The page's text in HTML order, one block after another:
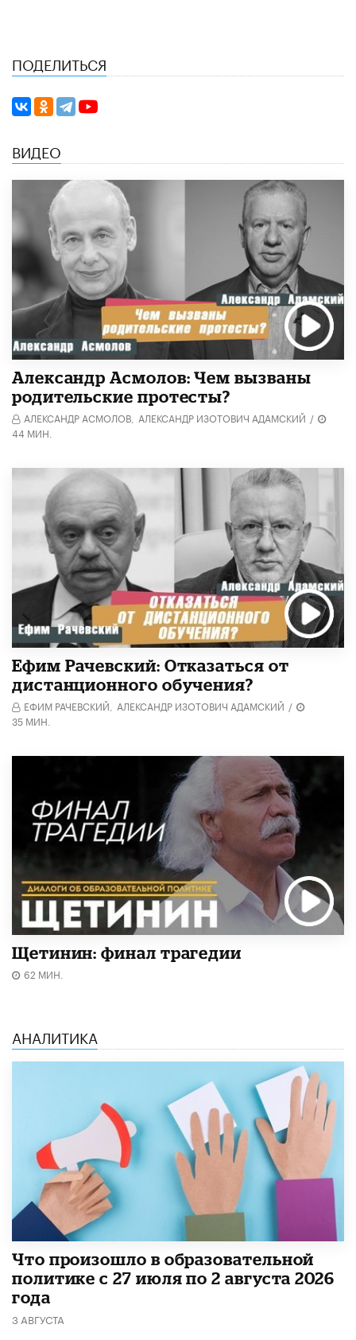
ПОДЕЛИТЬСЯ
ВИДЕО
Александр Асмолов: Чем вызваны
родительские протесты?
АЛЕКСАНДР АСМОЛОВ, АЛЕКСАНДР ИЗОТОВИЧ АДАМСКИЙ /
44 МИН.
Ефим Рачевский: Отказаться от
дистанционного обучения?
ЕФИМ РАЧЕВСКИЙ, АЛЕКСАНДР ИЗОТОВИЧ АДАМСКИЙ /
35 МИН.
Щетинин: финал трагедии
62 МИН.
АНАЛИТИКА
​Что произошло в образовательной
политике с 27 июля по 2 августа 2026
года
3 АВГУСТА